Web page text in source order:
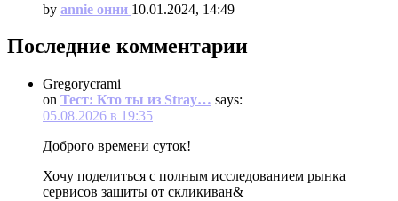
by annie онни 10.01.2024, 14:49
Последние комментарии
Gregorycrami
on Тест: Кто ты из Stray… says:
05.08.2026 в 19:35
Доброго времени суток!
Хочу поделиться с полным исследованием рынка
сервисов защиты от скликиван&